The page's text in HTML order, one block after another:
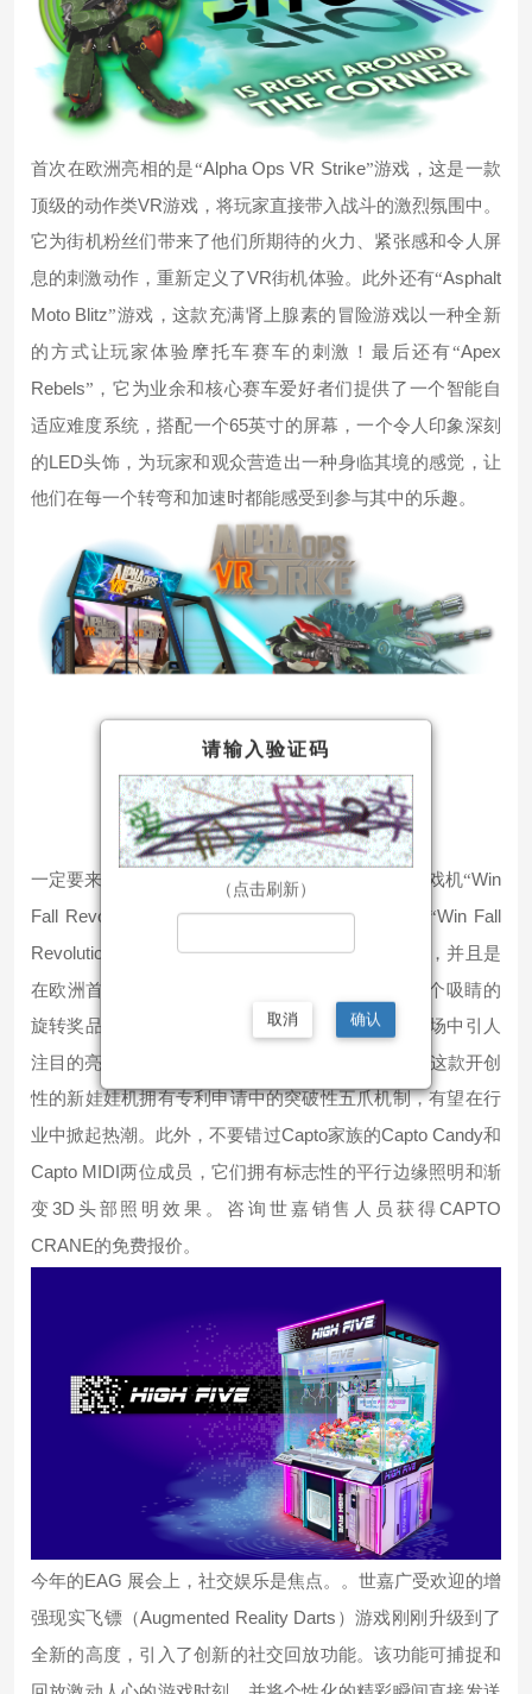
首次在欧洲亮相的是“Alpha Ops VR Strike”游戏，这是一款
顶级的动作类VR游戏，将玩家直接带入战斗的激烈氛围中。
它为街机粉丝们带来了他们所期待的火力、紧张感和令人屏
息的刺激动作，重新定义了VR街机体验。此外还有“Asphalt
Moto Blitz”游戏，这款充满肾上腺素的冒险游戏以一种全新
的方式让玩家体验摩托车赛车的刺激！最后还有“Apex
Rebels”，它为业余和核心赛车爱好者们提供了一个智能自
适应难度系统，搭配一个65英寸的屏幕，一个令人印象深刻
的LED头饰，为玩家和观众营造出一种身临其境的感觉，让
他们在每一个转弯和加速时都能感受到参与其中的乐趣。
一定要来看看这款全新的、令人兴奋的双人礼品游戏机“Win
Fall Revolution 2-Player”，它准备与备受欢迎的“Win Fall
Revolution
Single Player”单人游戏一起加入该系列，并且是
在欧洲首次亮相。双玩位（
）版本拥有两个吸睛的
旋转奖品展示台，展示诱人的奖品，成为任何游乐场中引人
注目的亮点。
展会首次亮相，这款开创
性的新娃娃机拥有专利申请中的突破性五爪机制，有望在行
业中掀起热潮。此外，不要错过Capto家族的Capto Candy和
Capto MIDI两位成员，它们拥有标志性的平行边缘照明和渐
变3D 头部照明效果。咨询世嘉销售人员获得CAPTO
CRANE的免费报价。
今年的EAG 展会上，社交娱乐是焦点。。 世嘉广受欢迎的增
强现实飞镖（Augmented Reality Darts ）游戏刚刚升级到了
全新的高度，引入了创新的社交回放功能。该功能可捕捉和
请输入验证码
（点击刷新）
取消 确认